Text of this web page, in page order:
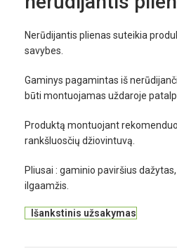
Nerūdijantis plienas suteikia
savybes.
Gaminys pagamintas iš
būti montuojamas uždaroje
Produktą montuojant
rankšluosčių džiovintuvą.
Pliusai : gaminio paviršius
ilgaamžis.
Išankstinis užsakymas